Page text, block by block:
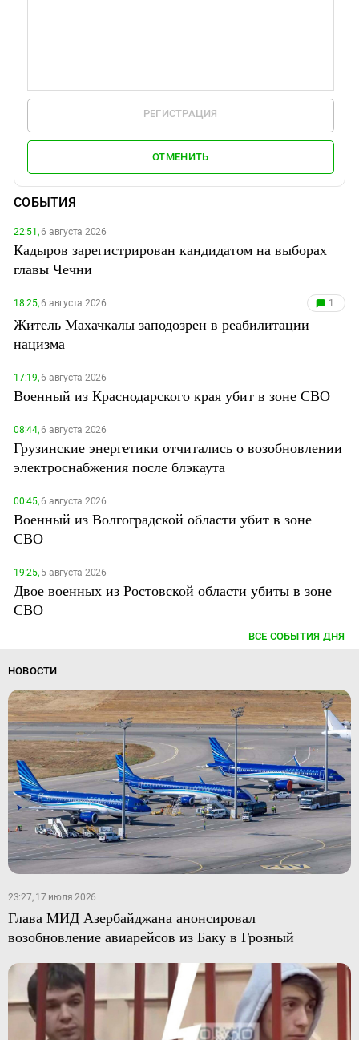
РЕГИСТРАЦИЯ
ОТМЕНИТЬ
СОБЫТИЯ
22:51,6 августа 2026
Кадыров зарегистрирован кандидатом на выборах
главы Чечни
18:25,6 августа 2026 1
Житель Махачкалы заподозрен в реабилитации
нацизма
17:19,6 августа 2026
Военный из Краснодарского края убит в зоне СВО
08:44,6 августа 2026
Грузинские энергетики отчитались о возобновлении
электроснабжения после блэкаута
00:45,6 августа 2026
Военный из Волгоградской области убит в зоне
СВО
19:25,5 августа 2026
Двое военных из Ростовской области убиты в зоне
СВО
ВСЕ СОБЫТИЯ ДНЯ
НОВОСТИ
23:27, 17 июля 2026
Глава МИД Азербайджана анонсировал
возобновление авиарейсов из Баку в Грозный